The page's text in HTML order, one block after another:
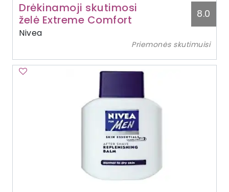
Drėkinamoji skutimosi
želė Extreme Comfort
Nivea
8.0
Priemonės skutimuisi